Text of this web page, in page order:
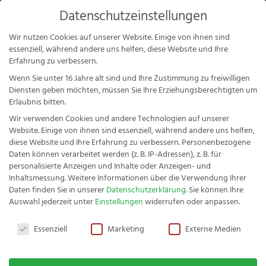
Startseite>
Kontakt
Fachwerk Gemüsemesser Vitruv
42,01 € HINZUFÜGEN
Datenschutzeinstellungen
Wir nutzen Cookies auf unserer Website. Einige von ihnen sind
essenziell, während andere uns helfen, diese Website und Ihre
Erfahrung zu verbessern.
Wenn Sie unter 16 Jahre alt sind und Ihre Zustimmung zu freiwilligen
Diensten geben möchten, müssen Sie Ihre Erziehungsberechtigten um
Erlaubnis bitten.
Wir verwenden Cookies und andere Technologien auf unserer
Website. Einige von ihnen sind essenziell, während andere uns helfen,
diese Website und Ihre Erfahrung zu verbessern. Personenbezogene
Daten können verarbeitet werden (z. B. IP-Adressen), z. B. für
personalisierte Anzeigen und Inhalte oder Anzeigen- und
Inhaltsmessung.Weitere Informationen über die Verwendung Ihrer
Daten finden Sie in unserer Datenschutzerklärung. Sie können Ihre
Auswahl jederzeit unter Einstellungen widerrufen oder anpassen.
Datenschutzeinstellungen
Essenziell Marketing Externe Medien